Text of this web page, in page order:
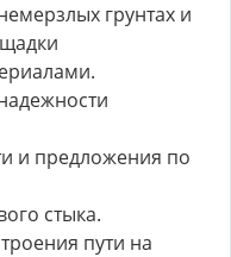
грунтах и
и предложения по
стыка.
пути на